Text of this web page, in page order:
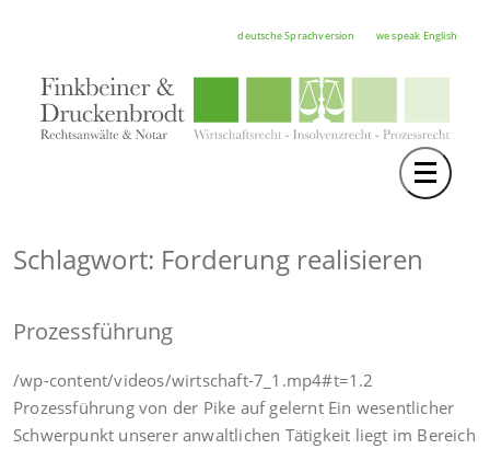
deutsche Sprachversion we speak English
Toggle
RECHTSGEBIETE
FORTBILDUNGEN
HOCHSCHULE
KARRIERE
Schlagwort: Forderung realisieren
Prozessführung
/wp-content/videos/wirtschaft-7_1.mp4#t=1.2
Prozessführung von der Pike auf gelernt Ein wesentlicher
Schwerpunkt unserer anwaltlichen Tätigkeit liegt im Bereich